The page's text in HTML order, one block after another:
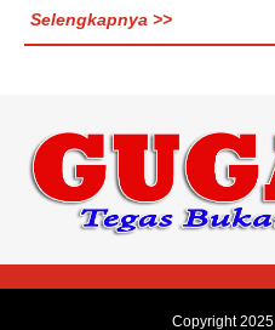
Selengkapnya >>
Copyright 2025